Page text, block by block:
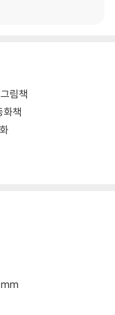
림책
화책